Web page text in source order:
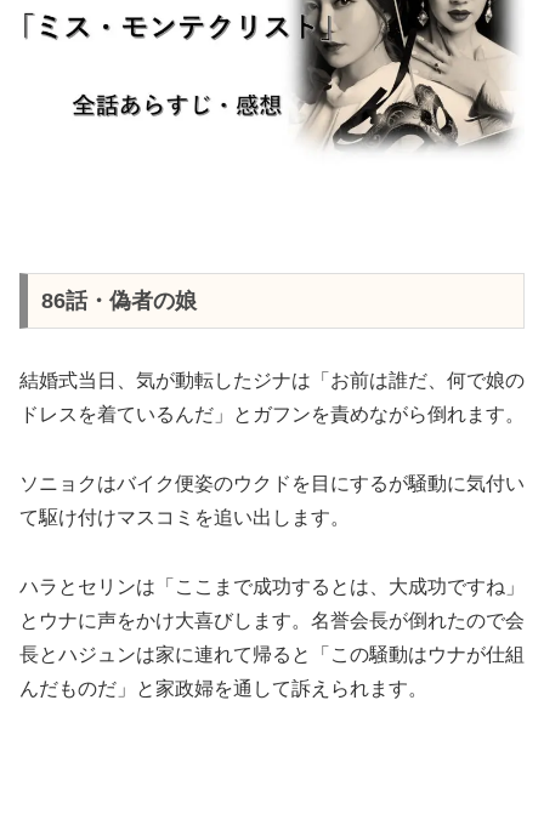
86話・偽者の娘
結婚式当日、気が動転したジナは「お前は誰だ、何で娘の
ドレスを着ているんだ」とガフンを責めながら倒れます。
ソニョクはバイク便姿のウクドを目にするが騒動に気付い
て駆け付けマスコミを追い出します。
ハラとセリンは「ここまで成功するとは、大成功ですね」
とウナに声をかけ大喜びします。名誉会長が倒れたので会
長とハジュンは家に連れて帰ると「この騒動はウナが仕組
んだものだ」と家政婦を通して訴えられます。